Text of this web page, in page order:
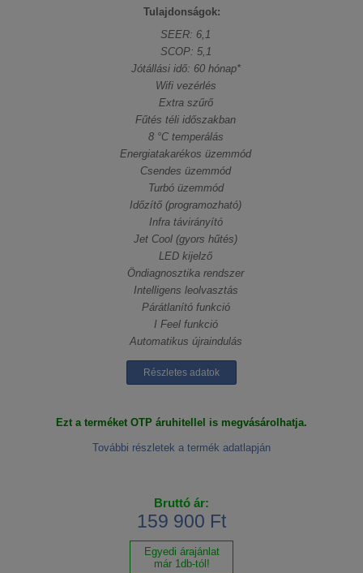
Tulajdonságok:
SEER: 6,1
SCOP: 5,1
Jótállási idő: 60 hónap*
Wifi vezérlés
Extra szűrő
Fűtés téli időszakban
8 °C temperálás
Energiatakarékos üzemmód
Csendes üzemmód
Turbó üzemmód
Időzítő (programozható)
Infra távirányító
Jet Cool (gyors hűtés)
LED kijelző
Öndiagnosztika rendszer
Intelligens leolvasztás
Párátlanító funkció
I Feel funkció
Automatikus újraindulás
Részletes adatok
Ezt a terméket OTP áruhitellel is megvásárolhatja.
További részletek a termék adatlapján
Bruttó ár:
159 900 Ft
Egyedi árajánlat
már 1db-tól!